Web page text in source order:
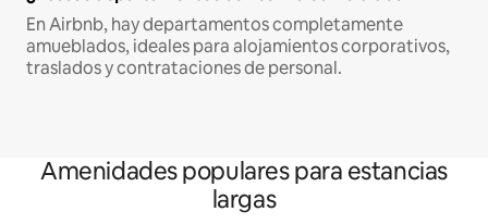
En Airbnb, hay departamentos completamente
amueblados, ideales para alojamientos corporativos,
traslados y contrataciones de personal.
Amenidades populares para estancias
largas